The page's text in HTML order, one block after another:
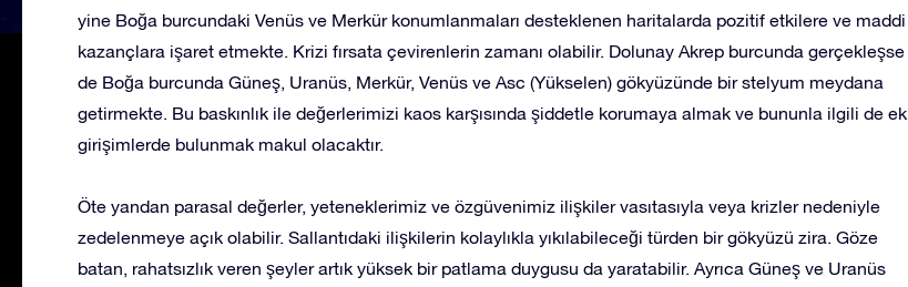
yine Boğa burcundaki Venüs ve Merkür konumlanmaları desteklenen haritalarda pozitif etkilere ve maddi
kazançlara işaret etmekte. Krizi fırsata çevirenlerin zamanı olabilir. Dolunay Akrep burcunda gerçekleşse
de Boğa burcunda Güneş, Uranüs, Merkür, Venüs ve Asc (Yükselen) gökyüzünde bir stelyum meydana
getirmekte. Bu baskınlık ile değerlerimizi kaos karşısında şiddetle korumaya almak ve bununla ilgili de ek
girişimlerde bulunmak makul olacaktır.
Öte yandan parasal değerler, yeteneklerimiz ve özgüvenimiz ilişkiler vasıtasıyla veya krizler nedeniyle
zedelenmeye açık olabilir. Sallantıdaki ilişkilerin kolaylıkla yıkılabileceği türden bir gökyüzü zira. Göze
batan, rahatsızlık veren şeyler artık yüksek bir patlama duygusu da yaratabilir. Ayrıca Güneş ve Uranüs